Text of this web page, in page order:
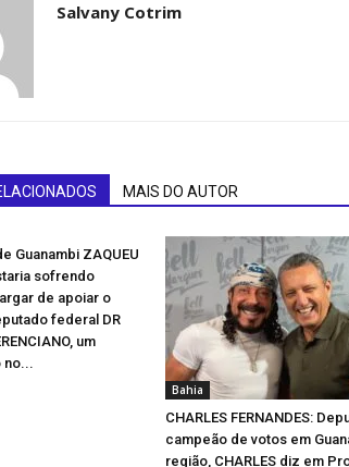
Salvany Cotrim
MAIS DO AUTOR
Guanambi ZAQUEU
sofrendo
de apoiar o
federal DR
um
no...
Bahia
CHARLES FERNANDES:
campeão de votos em
região, CHARLES diz em